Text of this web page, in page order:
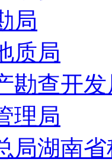
局
质局
勘查开发
理局
局湖南